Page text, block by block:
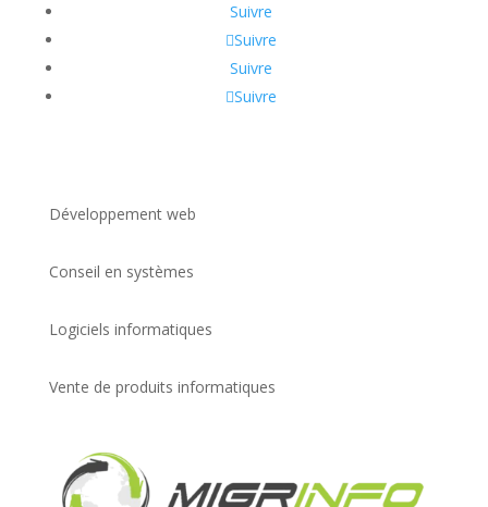
Suivre
Suivre
Suivre
Suivre
Développement web
Conseil en systèmes
Logiciels informatiques
Vente de produits informatiques